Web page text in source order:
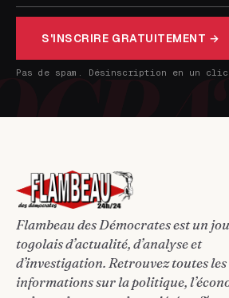
S'INSCRIRE GRATUITEMENT →
Pas de spam. Désinscription en un clic.
Flambeau des Démocrates est un
togolais d’actualité, d’analyse et
d’investigation. Retrouvez toutes les
informations sur la politique,